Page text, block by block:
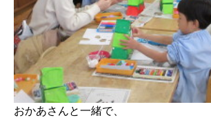
おかあさんと一緒で、